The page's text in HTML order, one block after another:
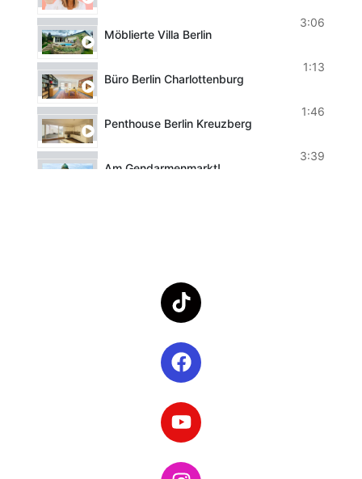
Möblierte Villa Berlin
3:06
Büro Berlin Charlottenburg
1:13
Penthouse Berlin Kreuzberg
1:46
Am Gendarmenmarkt!
3:39